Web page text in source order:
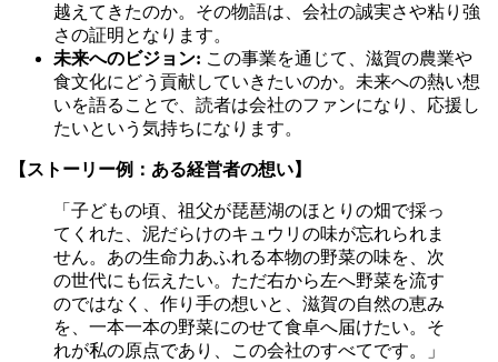
越えてきたのか。その物語は、会社の誠実さや粘り強
さの証明となります。
未来へのビジョン: この事業を通じて、滋賀の農業や
食文化にどう貢献していきたいのか。未来への熱い想
いを語ることで、読者は会社のファンになり、応援し
たいという気持ちになります。
【ストーリー例：ある経営者の想い】
「子どもの頃、祖父が琵琶湖のほとりの畑で採っ
てくれた、泥だらけのキュウリの味が忘れられま
せん。あの生命力あふれる本物の野菜の味を、次
の世代にも伝えたい。ただ右から左へ野菜を流す
のではなく、作り手の想いと、滋賀の自然の恵み
を、一本一本の野菜にのせて食卓へ届けたい。そ
れが私の原点であり、この会社のすべてです。」